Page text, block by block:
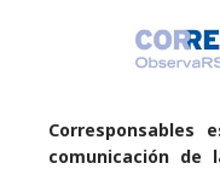
comunicación de